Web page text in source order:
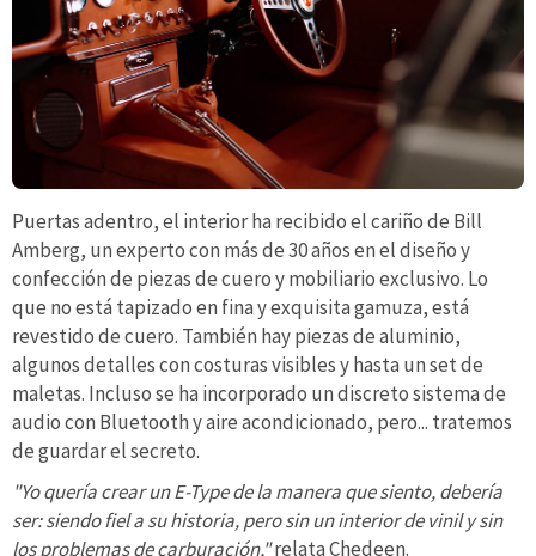
Puertas adentro, el interior ha recibido el cariño de Bill
Amberg, un experto con más de 30 años en el diseño y
confección de piezas de cuero y mobiliario exclusivo. Lo
que no está tapizado en fina y exquisita gamuza, está
revestido de cuero. También hay piezas de aluminio,
algunos detalles con costuras visibles y hasta un set de
maletas. Incluso se ha incorporado un discreto sistema de
audio con Bluetooth y aire acondicionado, pero... tratemos
de guardar el secreto.
"Yo quería crear un E-Type de la manera que siento, debería
ser: siendo fiel a su historia, pero sin un interior de vinil y sin
los problemas de carburación,"relata Chedeen.